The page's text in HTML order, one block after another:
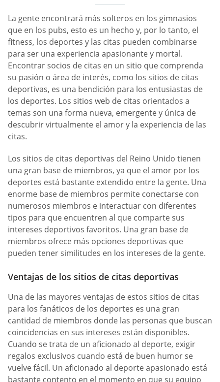
La gente encontrará más solteros en los gimnasios
que en los pubs, esto es un hecho y, por lo tanto, el
fitness, los deportes y las citas pueden combinarse
para ser una experiencia apasionante y mortal.
Encontrar socios de citas en un sitio que comprenda
su pasión o área de interés, como los sitios de citas
deportivas, es una bendición para los entusiastas de
los deportes. Los sitios web de citas orientados a
temas son una forma nueva, emergente y única de
descubrir virtualmente el amor y la experiencia de las
citas.
Los sitios de citas deportivas del Reino Unido tienen
una gran base de miembros, ya que el amor por los
deportes está bastante extendido entre la gente. Una
enorme base de miembros permite conectarse con
numerosos miembros e interactuar con diferentes
tipos para que encuentren al que comparte sus
intereses deportivos favoritos. Una gran base de
miembros ofrece más opciones deportivas que
pueden tener similitudes en los intereses de la gente.
Ventajas de los sitios de citas deportivas
Una de las mayores ventajas de estos sitios de citas
para los fanáticos de los deportes es una gran
cantidad de miembros donde las personas que buscan
coincidencias en sus intereses están disponibles.
Cuando se trata de un aficionado al deporte, exigir
regalos exclusivos cuando está de buen humor se
vuelve fácil. Un aficionado al deporte apasionado está
bastante contento en el momento en que su equipo